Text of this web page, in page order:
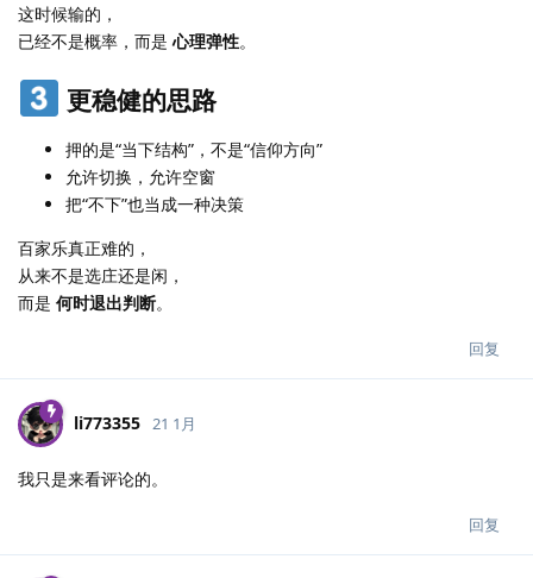
这时候输的，
已经不是概率，而是 心理弹性。
更稳健的思路
押的是“当下结构”，不是“信仰方向”
允许切换，允许空窗
把“不下”也当成一种决策
百家乐真正难的，
从来不是选庄还是闲，
而是 何时退出判断。
回复
li773355 21 1月
我只是来看评论的。
回复